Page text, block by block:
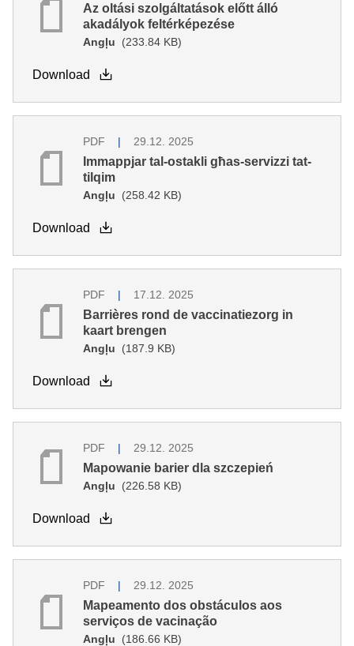
Az oltási szolgáltatások előtt álló
akadályok feltérképezése
Angļu (233.84 KB)
Download
PDF 29.12. 2025
Immappjar tal-ostakli għas-servizzi tat-
tilqim
Angļu (258.42 KB)
Download
PDF 17.12. 2025
Barrières rond de vaccinatiezorg in
kaart brengen
Angļu (187.9 KB)
Download
PDF 29.12. 2025
Mapowanie barier dla szczepień
Angļu (226.58 KB)
Download
PDF 29.12. 2025
Mapeamento dos obstáculos aos
serviços de vacinação
Angļu (186.66 KB)